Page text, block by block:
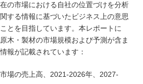
の市場における自社の位置づけを分析
する情報に基づいたビジネス上の意思
とを目指しています。本レポートに
木・製材の市場規模および予測が含ま
報が記載されています：
場の売上高、2021-2026年、2027-